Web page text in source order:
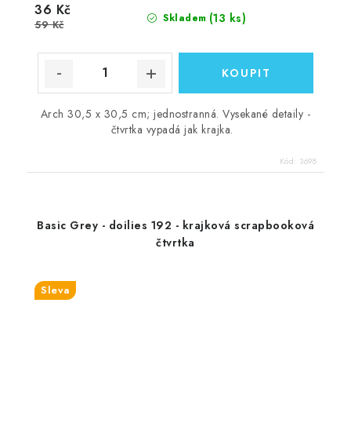
Skladem (13 ks)
36 Kč
59 Kč
Arch 30,5 x 30,5 cm; jednostranná. Vysekané detaily -
čtvrtka vypadá jak krajka.
Kód: 3698
Basic Grey - doilies 192 - krajková scrapbooková
čtvrtka
Sleva